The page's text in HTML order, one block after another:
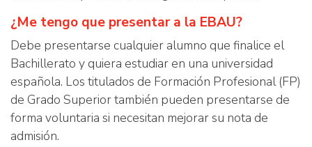
¿Me tengo que presentar a la EBAU?
Debe presentarse cualquier alumno que finalice el
Bachillerato y quiera estudiar en una universidad
española. Los titulados de Formación Profesional (FP)
de Grado Superior también pueden presentarse de
forma voluntaria si necesitan mejorar su nota de
admisión.